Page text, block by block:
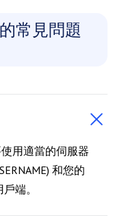
常見問題
使用適當的伺服器
和您的
端。